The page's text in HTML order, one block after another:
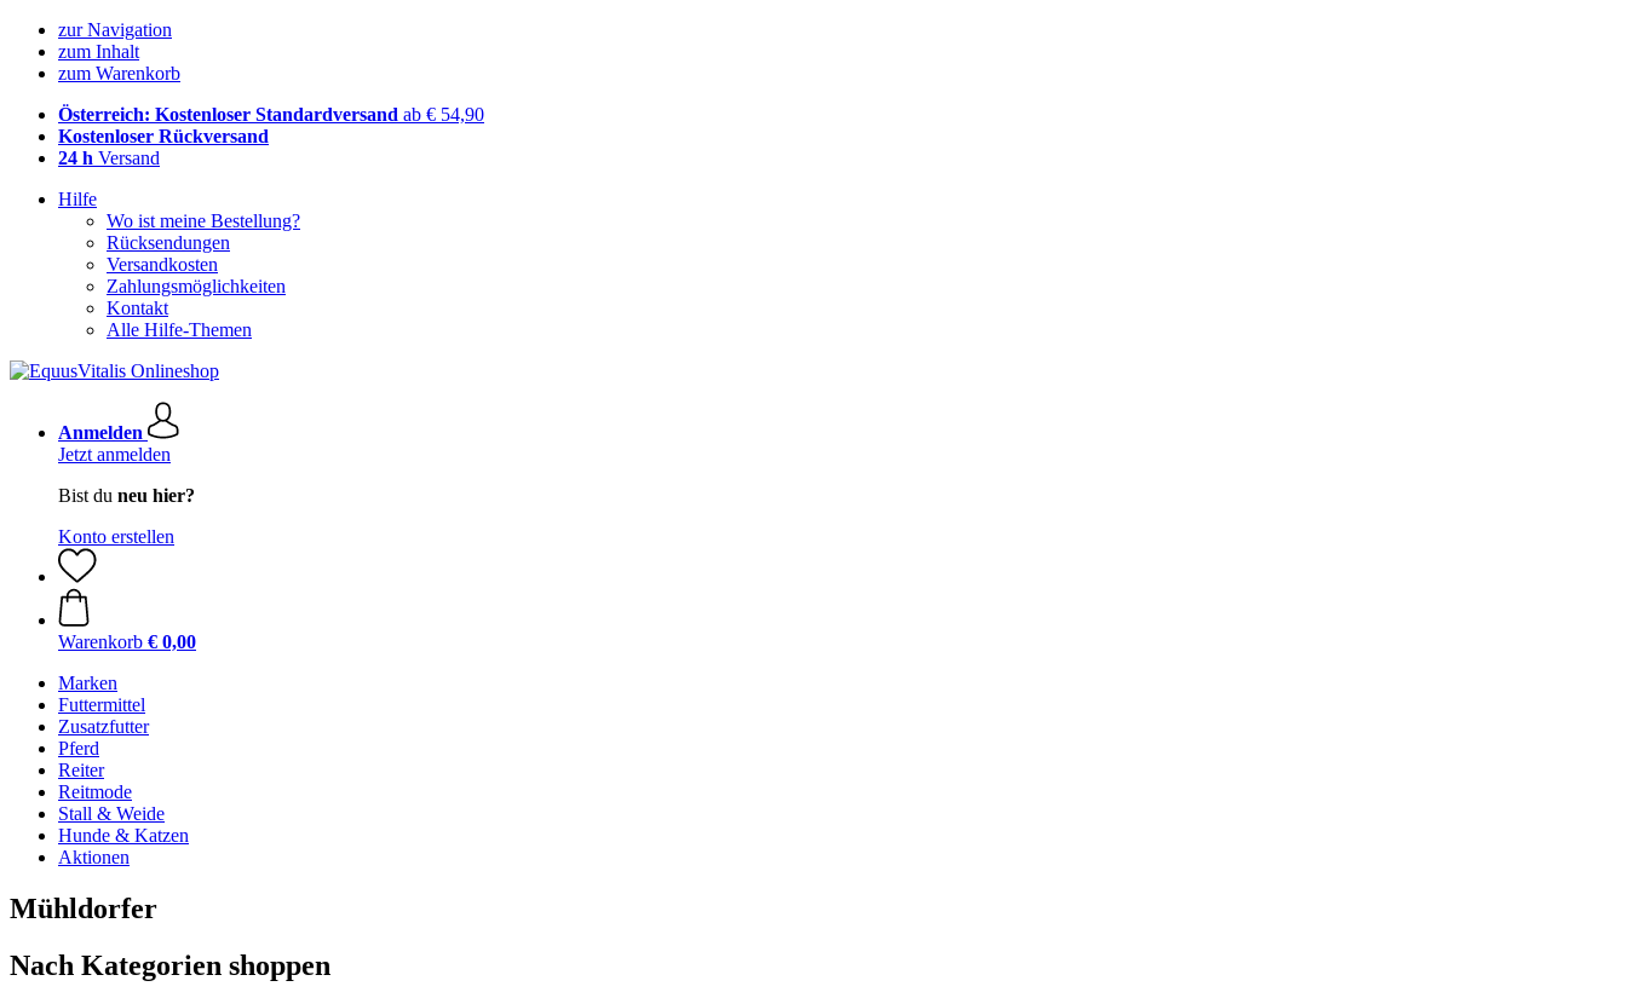
zur Navigation
zum Inhalt
zum Warenkorb
Österreich: Kostenloser Standardversand ab € 54,90
Kostenloser Rückversand
24 h Versand
Hilfe
Wo ist meine Bestellung?
Rücksendungen
Versandkosten
Zahlungsmöglichkeiten
Kontakt
Alle Hilfe-Themen
Anmelden
Jetzt anmelden
Bist du neu hier?
Konto erstellen
Warenkorb € 0,00
Marken
Futtermittel
Zusatzfutter
Pferd
Reiter
Reitmode
Stall & Weide
Hunde & Katzen
Aktionen
Mühldorfer
Nach Kategorien shoppen